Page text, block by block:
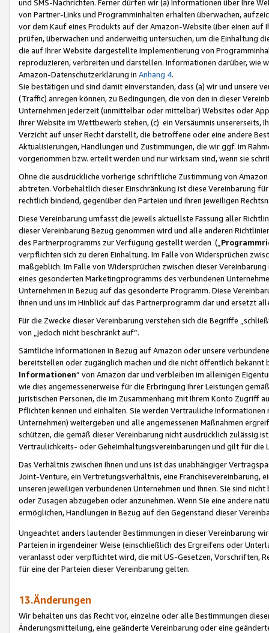
und SMS-Nachrichten. Ferner dürfen wir (a) Informationen über Ihre
von Partner-Links und Programminhalten erhalten überwachen,
vor dem Kauf eines Produkts auf der Amazon-Website über einen
prüfen, überwachen und anderweitig untersuchen, um die Einhaltung
die auf Ihrer Website dargestellte Implementierung von
reproduzieren, verbreiten und darstellen. Informationen darüber, wie
Amazon-Datenschutzerklärung in Anhang 4.
Sie bestätigen und sind damit einverstanden, dass (a) wir und
(Traffic) anregen können, zu Bedingungen, die von den in dieser
Unternehmen jederzeit (unmittelbar oder mittelbar) Websites oder
Ihrer Website im Wettbewerb stehen, (c) ein Versäumnis unsererseits,
Verzicht auf unser Recht darstellt, die betroffene oder eine andere
Aktualisierungen, Handlungen und Zustimmungen, die wir ggf. im
vorgenommen bzw. erteilt werden und nur wirksam sind, wenn sie
Ohne die ausdrückliche vorherige schriftliche Zustimmung von
abtreten. Vorbehaltlich dieser Einschränkung ist diese Vereinbarung
rechtlich bindend, gegenüber den Parteien und ihren jeweiligen
Diese Vereinbarung umfasst die jeweils aktuellste Fassung aller
dieser Vereinbarung Bezug genommen wird und alle anderen
des Partnerprogramms zur Verfügung gestellt werden („
verpflichten sich zu deren Einhaltung. Im Falle von Widersprüchen
maßgeblich. Im Falle von Widersprüchen zwischen dieser
eines gesonderten Marketingprogramms des verbundenen
Unternehmen in Bezug auf das gesonderte Programm. Diese
Ihnen und uns im Hinblick auf das Partnerprogramm dar und ersetzt
Für die Zwecke dieser Vereinbarung verstehen sich die Begriffe
von „jedoch nicht beschränkt auf“.
Sämtliche Informationen in Bezug auf Amazon oder unsere
bereitstellen oder zugänglich machen und die nicht öffentlich
Informationen“ von Amazon dar und verbleiben im alleinigen
wie dies angemessenerweise für die Erbringung Ihrer Leistungen
juristischen Personen, die im Zusammenhang mit Ihrem Konto
Pflichten kennen und einhalten. Sie werden Vertrauliche
Unternehmen) weitergeben und alle angemessenen Maßnahmen
schützen, die gemäß dieser Vereinbarung nicht ausdrücklich zulässig
Vertraulichkeits- oder Geheimhaltungsvereinbarungen und gilt für die
Das Verhältnis zwischen Ihnen und uns ist das unabhängiger
Joint-Venture, ein Vertretungsverhältnis, eine Franchisevereinbarung,
unseren jeweiligen verbundenen Unternehmen und Ihnen. Sie sind
oder Zusagen abzugeben oder anzunehmen. Wenn Sie eine andere
ermöglichen, Handlungen in Bezug auf den Gegenstand dieser
Ungeachtet anders lautender Bestimmungen in dieser Vereinbarung
Parteien in irgendeiner Weise (einschließlich des Ergreifens oder
veranlasst oder verpflichtet wird, die mit US-Gesetzen, Vorschriften,
für eine der Parteien dieser Vereinbarung gelten.
13.Änderungen
Wir behalten uns das Recht vor, einzelne oder alle Bestimmungen
Änderungsmitteilung, eine geänderte Vereinbarung oder eine